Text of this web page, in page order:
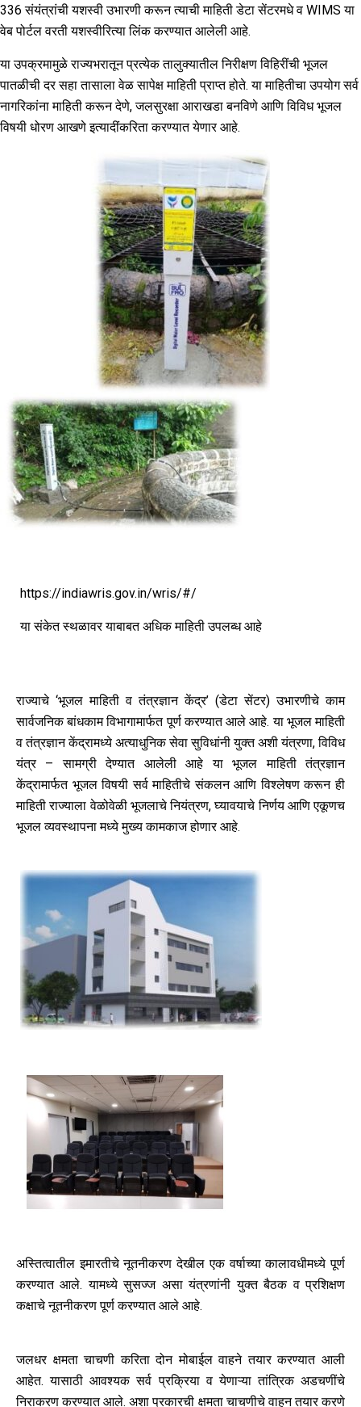
336 संयंत्रांची यशस्वी उभारणी करून त्याची माहिती डेटा सेंटरमधे व WIMS या
वेब पोर्टल वरती यशस्वीरित्या लिंक करण्यात आलेली आहे.
या उपक्रमामुळे राज्यभरातून प्रत्येक तालुक्यातील निरीक्षण विहिरींची भूजल
पातळीची दर सहा तासाला वेळ सापेक्ष माहिती प्राप्त होते. या माहितीचा उपयोग सर्व
नागरिकांना माहिती करून देणे, जलसुरक्षा आराखडा बनविणे आणि विविध भूजल
विषयी धोरण आखणे इत्यादींकरिता करण्यात येणार आहे.
https://indiawris.gov.in/wris/#/
या संकेत स्थळावर याबाबत अधिक माहिती उपलब्ध आहे
राज्याचे ‘भूजल माहिती व तंत्रज्ञान केंद्र’ (डेटा सेंटर) उभारणीचे काम
सार्वजनिक बांधकाम विभागामार्फत पूर्ण करण्यात आले आहे. या भूजल माहिती
व तंत्रज्ञान केंद्रामध्ये अत्याधुनिक सेवा सुविधांनी युक्त अशी यंत्रणा, विविध
यंत्र – सामग्री देण्यात आलेली आहे या भूजल माहिती तंत्रज्ञान
केंद्रामार्फत भूजल विषयी सर्व माहितीचे संकलन आणि विश्लेषण करून ही
माहिती राज्याला वेळोवेळी भूजलाचे नियंत्रण, घ्यावयाचे निर्णय आणि एकूणच
भूजल व्यवस्थापना मध्ये मुख्य कामकाज होणार आहे.
अस्तित्वातील इमारतीचे नूतनीकरण देखील एक वर्षाच्या कालावधीमध्ये पूर्ण
करण्यात आले.यामध्ये सुसज्ज असा यंत्रणांनी युक्त बैठक व प्रशिक्षण
कक्षाचे नूतनीकरण पूर्ण करण्यात आले आहे.
जलधर क्षमता चाचणी करिता दोन मोबाईल वाहने तयार करण्यात आली
आहेत. यासाठी आवश्यक सर्व प्रक्रिया व येणाऱ्या तांत्रिक अडचणींचे
निराकरण करण्यात आले. अशा प्रकारची क्षमता चाचणीचे वाहन तयार करणे